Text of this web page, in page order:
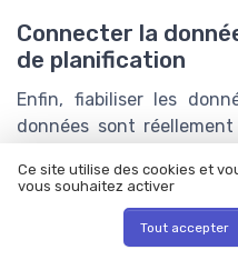
Connecter la
de planification
Enfin, fiabiliser les
données sont
C’est là que le lien
démarche apics devient
Quelques exemples
Ce site utilise des cookies et
vous souhaitez activer
Tout accepter